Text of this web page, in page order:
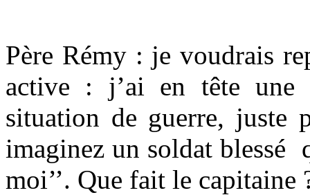
Père Rémy : je voudrais
active : j’ai en tête une
situation de guerre, juste
imaginez un soldat blessé
moi’’. Que fait le capitaine